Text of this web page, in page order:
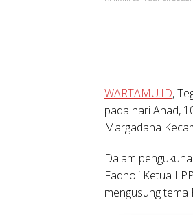
WARTAMU.ID,
pada hari Ahad,
Margadana
Dalam
Fadholi Ketua
mengusung tema